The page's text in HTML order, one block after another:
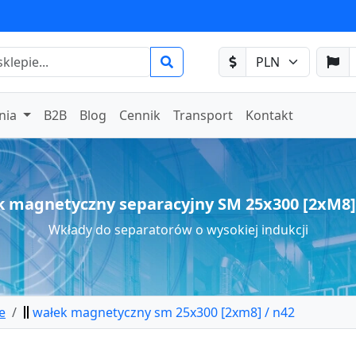
B2B Blog Cennik Transport Kontakt
magnetyczny separacyjny SM 25x300
Wkłady do separatorów o wysokiej indukcji
wałek magnetyczny sm 25x300 [2xm8] / n42